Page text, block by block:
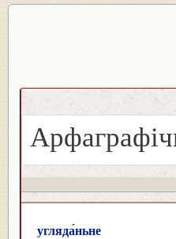
угляда́ньне